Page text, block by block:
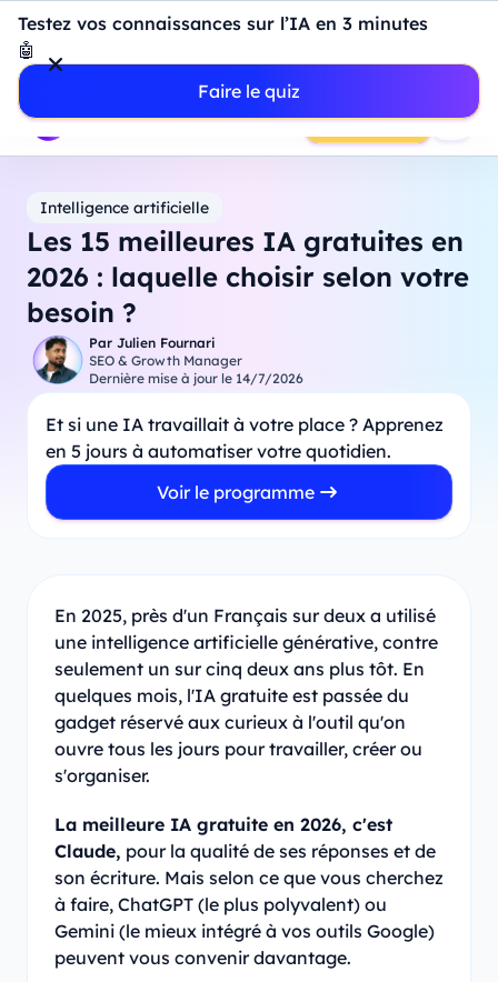
Testez vos connaissances sur l’IA en 3 minutes
🤖
Faire le quiz
Introduction à Power BI : construisez votre premier
dashboard de A à Z
- Mardi 11 Août
18h00
Professionnels
Étudiants Parents Entreprises
Prendre RDV
Intelligence artificielle
Les 15 meilleures IA gratuites en
2026 : laquelle choisir selon votre
besoin ?
Par Julien Fournari
SEO & Growth Manager
Dernière mise à jour le 14/7/2026
Et si une IA travaillait à votre place ? Apprenez
en 5 jours à automatiser votre quotidien.
Voir le programme
En 2025, près d'un Français sur deux a utilisé
une intelligence artificielle générative, contre
seulement un sur cinq deux ans plus tôt. En
quelques mois, l'IA gratuite est passée du
gadget réservé aux curieux à l'outil qu'on
ouvre tous les jours pour travailler, créer ou
s'organiser.
La meilleure IA gratuite en 2026, c'est
Claude, pour la qualité de ses réponses et de
son écriture. Mais selon ce que vous cherchez
à faire, ChatGPT (le plus polyvalent) ou
Gemini (le mieux intégré à vos outils Google)
peuvent vous convenir davantage.